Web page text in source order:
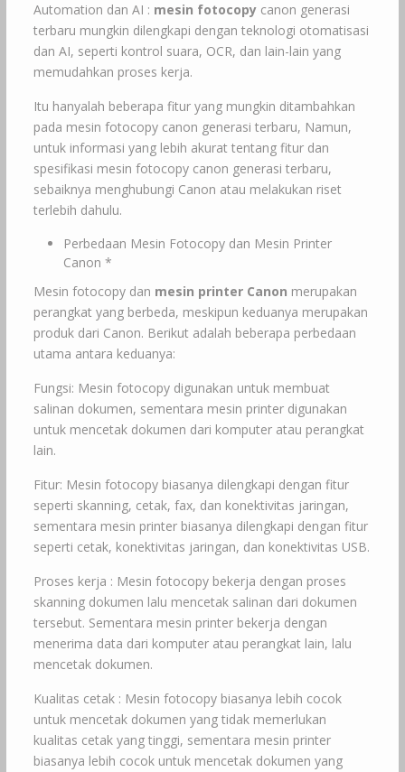
Automation dan AI : mesin fotocopycanon generasi
terbaru mungkin dilengkapi dengan teknologi otomatisasi
dan AI, seperti kontrol suara, OCR, dan lain-lain yang
memudahkan proses kerja.
Itu hanyalah beberapa fitur yang mungkin ditambahkan
pada mesin fotocopy canon generasi terbaru, Namun,
untuk informasi yang lebih akurat tentang fitur dan
spesifikasi mesin fotocopy canon generasi terbaru,
sebaiknya menghubungi Canon atau melakukan riset
terlebih dahulu.
Perbedaan Mesin Fotocopy dan Mesin Printer
Canon *
Mesin fotocopy dan mesin printer Canon merupakan
perangkat yang berbeda, meskipun keduanya merupakan
produk dari Canon. Berikut adalah beberapa perbedaan
utama antara keduanya:
Fungsi: Mesin fotocopy digunakan untuk membuat
salinan dokumen, sementara mesin printer digunakan
untuk mencetak dokumen dari komputer atau perangkat
lain.
Fitur: Mesin fotocopy biasanya dilengkapi dengan fitur
seperti skanning, cetak, fax, dan konektivitas jaringan,
sementara mesin printer biasanya dilengkapi dengan fitur
seperti cetak, konektivitas jaringan, dan konektivitas USB.
Proses kerja : Mesin fotocopy bekerja dengan proses
skanning dokumen lalu mencetak salinan dari dokumen
tersebut. Sementara mesin printer bekerja dengan
menerima data dari komputer atau perangkat lain, lalu
mencetak dokumen.
Kualitas cetak : Mesin fotocopy biasanya lebih cocok
untuk mencetak dokumen yang tidak memerlukan
kualitas cetak yang tinggi, sementara mesin printer
biasanya lebih cocok untuk mencetak dokumen yang